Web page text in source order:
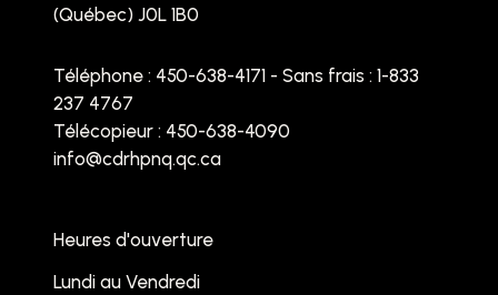
(Québec) J0L 1B0
Téléphone : 450-638-4171 - Sans frais : 1-833
237 4767
Télécopieur : 450-638-4090
info@cdrhpnq.qc.ca
Heures d'ouverture
Lundi au Vendredi